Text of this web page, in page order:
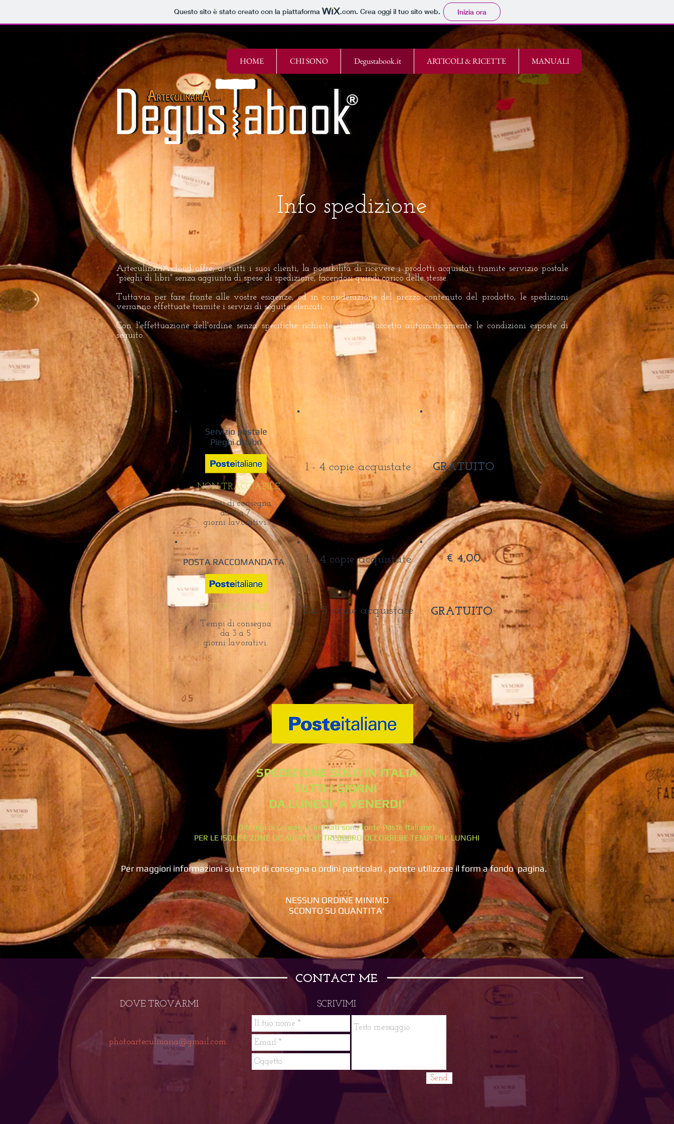
Questo sito è stato creato con la piattaforma .com. Crea oggi il tuo sito web. Inizia ora
HOME CHI SONO Degustabook.it ARTICOLI & RICETTE MANUALI
Info spedizione
ArteculinariA.cloud offre, ai tutti i suoi clienti, la possibilità di ricevere i prodotti acquistati tramite servizio postale
"pieghi di libri" senza aggiunta di spese di spedizione, facendosi quindi carico delle stesse.
Tuttavia per fare fronte alle vostre esigenze, ed in considerazione del prezzo contenuto del prodotto, le spedizioni
verranno effettuate tramite i servizi di seguito elencati.
Con l'effettuazione dell'ordine senza specifiche richieste il cliente accetta automaticamente le condizioni esposte di
seguito.
Servizio postale
Pieghi di Libri
NON TRACCIABILE
Tempi di consegna
da 4 a 7
giorni lavorativi.
1 - 4 copie acquistate GRATUITO
POSTA RACCOMANDATA
TRACCIABILE
Tempi di consegna
da 3 a 5
giorni lavorativi.
1 - 4 copie acquistate
Da 5 copie acquistate
€ 4,00
GRATUITO
SPEDIZIONE SOLO IN ITALIA
TUTTI I GIORNI
DA LUNEDI' A VENERDI'
(I tempi di consegna indicati sono fonte Poste Italiane)
PER LE ISOLE E ZONE DISAGIATE POTREBBERO OCCORRERE TEMPI PIU' LUNGHI
Per maggiori informazioni su tempi di consegna o ordini particolari , potete utilizzare il form a fondo pagina.
NESSUN ORDINE MINIMO
SCONTO SU QUANTITA'
CONTACT ME
DOVE TROVARMI
photoarteculinaria@gmail.com
SCRIVIMI
Send